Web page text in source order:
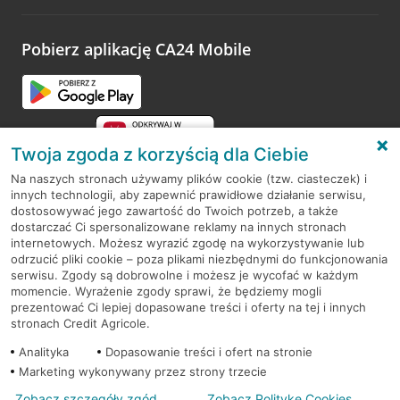
opinie.
Pobierz aplikację CA24 Mobile
RODO
Regulamin serwisu
Mapa serwisu
PolitykaCookies
Twoja zgoda z korzyścią dla Ciebie
Na naszych stronach używamy plików cookie (tzw. ciasteczek) i
innych technologii, aby zapewnić prawidłowe działanie serwisu,
dostosowywać jego zawartość do Twoich potrzeb, a także
dostarczać Ci spersonalizowane reklamy na innych stronach
internetowych. Możesz wyrazić zgodę na wykorzystywanie lub
odrzucić pliki cookie – poza plikami niezbędnymi do funkcjonowania
serwisu. Zgody są dobrowolne i możesz je wycofać w każdym
momencie. Wyrażenie zgody sprawi, że będziemy mogli
prezentować Ci lepiej dopasowane treści i oferty na tej i innych
stronach Credit Agricole.
Analityka
Dopasowanie treści i ofert na stronie
Marketing wykonywany przez strony trzecie